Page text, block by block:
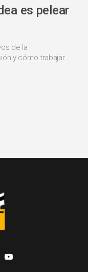
es pelear
de la
y cómo trabajar